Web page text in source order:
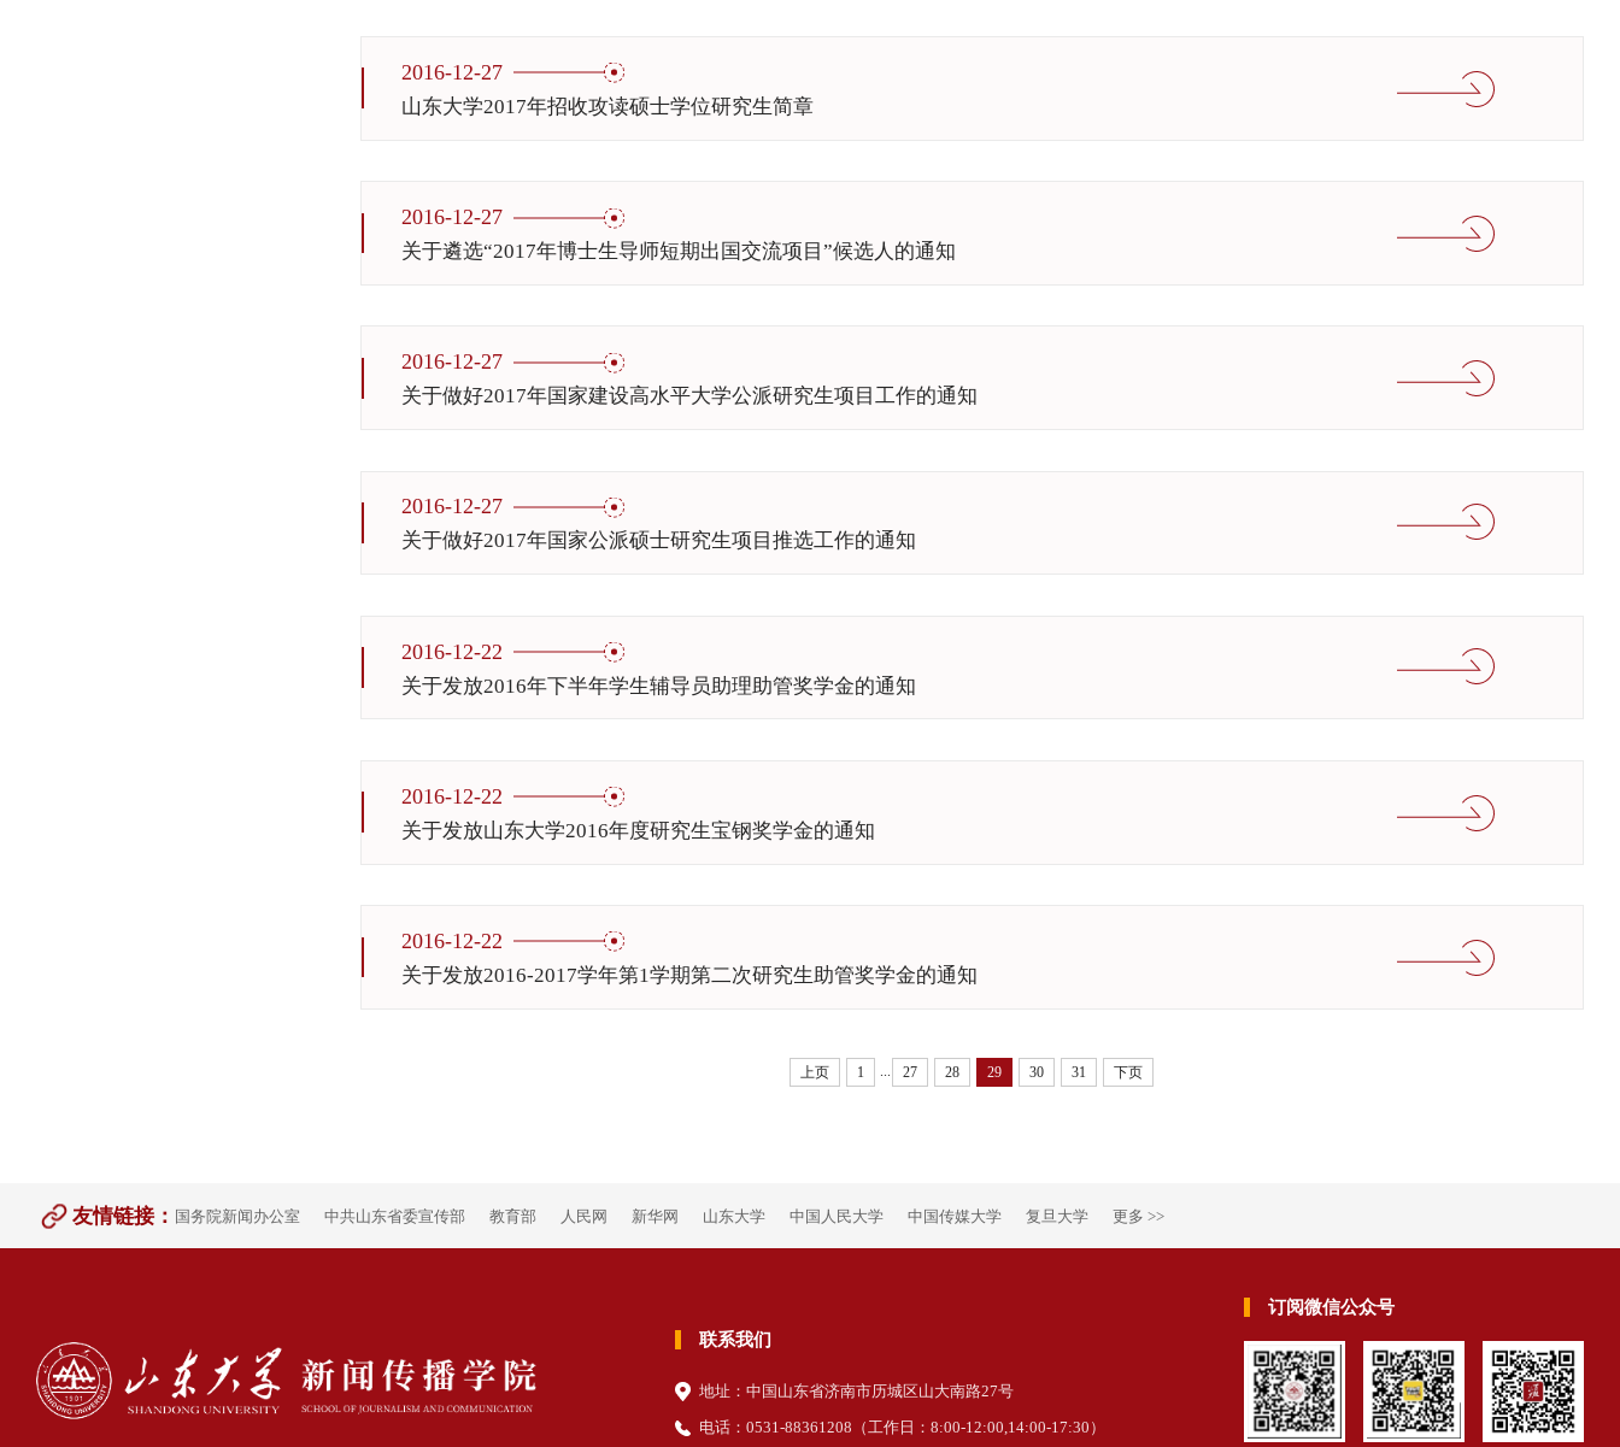
2016-12-27
山东大学2017年招收攻读硕士学位研究生简章
2016-12-27
关于遴选“2017年博士生导师短期出国交流项目”候选人的通知
2016-12-27
关于做好2017年国家建设高水平大学公派研究生项目工作的通知
2016-12-27
关于做好2017年国家公派硕士研究生项目推选工作的通知
2016-12-22
关于发放2016年下半年学生辅导员助理助管奖学金的通知
2016-12-22
关于发放山东大学2016年度研究生宝钢奖学金的通知
2016-12-22
关于发放2016-2017学年第1学期第二次研究生助管奖学金的通知
上页 1 27 28 29 30 31 下页
友情链接： 国务院新闻办公室 中共山东省委宣传部 教育部 人民网 新华网 山东大学 中国人民大学 中国传媒大学 复旦大学 更多 >>
联系我们
地址：中国山东省济南市历城区山大南路27号
电话：0531-88361208（ 工作日 ：8:00-12:00,14:00-17:30 ）
订阅微信公众号